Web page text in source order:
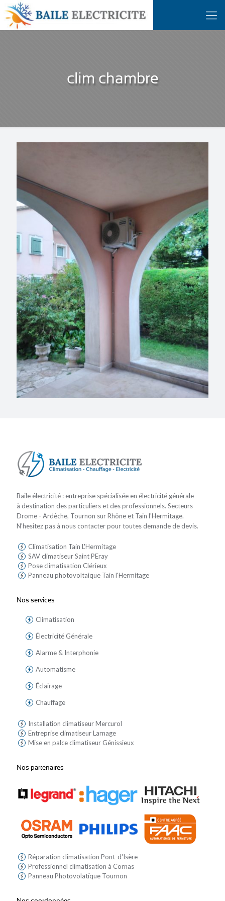
clim chambre
Baile électricité : entreprise spécialisée en électricité générale
à destination des particuliers et des professionnels. Secteurs
Drome - Ardèche, Tournon sur Rhône et Tain l'Hermitage.
N'hesitez pas à nous contacter pour toutes demande de devis.
Climatisation Tain L'Hermitage
SAV climatiseur Saint PEray
Pose climatisation Clérieux
Panneau photovoltaique Tain l'Hermitage
Nos services
Climatisation
Électricité Générale
Alarme & Interphonie
Automatisme
Éclairage
Chauffage
Installation climatiseur Mercurol
Entreprise climatiseur Larnage
Mise en palce climatiseur Génissieux
Nos partenaires
Réparation climatisation Pont-d'Isère
Professionnel climatisation à Cornas
Panneau Photovolatïque Tournon